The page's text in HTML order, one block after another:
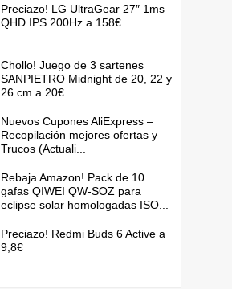
Preciazo! LG UltraGear 27″ 1ms
QHD IPS 200Hz a 158€
Chollo! Juego de 3 sartenes
SANPIETRO Midnight de 20, 22 y
26 cm a 20€
Nuevos Cupones AliExpress –
Recopilación mejores ofertas y
Trucos (Actuali...
Rebaja Amazon! Pack de 10
gafas QIWEI QW-SOZ para
eclipse solar homologadas ISO...
Preciazo! Redmi Buds 6 Active a
9,8€